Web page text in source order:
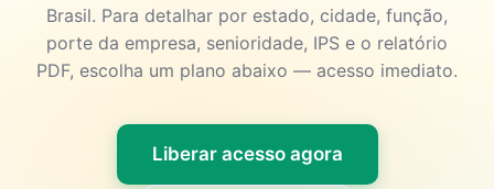
Brasil. Para detalhar por estado, cidade, função,
porte da empresa, senioridade, IPS e o relatório
PDF, escolha um plano abaixo — acesso imediato.
Liberar acesso agora